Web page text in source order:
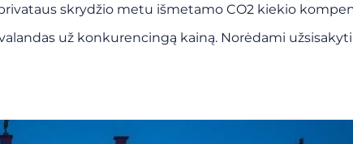
skrydžio metu išmetamo CO2 kiekio
už konkurencingą kainą. Norėdami